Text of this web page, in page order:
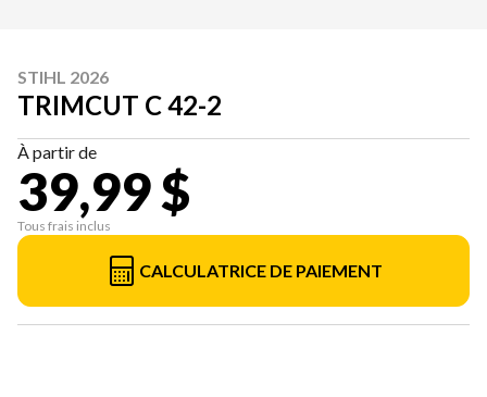
STIHL 2026
TRIMCUT C 42-2
À partir de
39,99 $
Tous frais inclus
CALCULATRICE DE PAIEMENT